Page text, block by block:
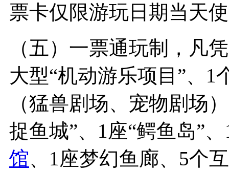
票卡仅限游玩日期当天
（五）一票通玩制，凡
大型“机动游乐项目”、1
（猛兽剧场、宠物剧场
捉鱼城”、1座“鳄鱼岛”
馆、1座梦幻鱼廊、5个